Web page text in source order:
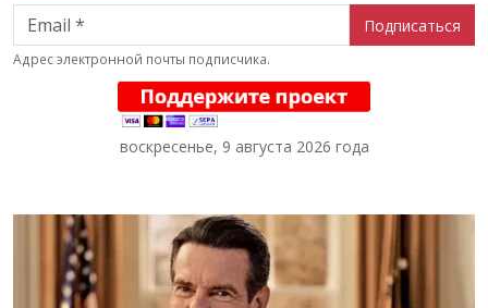
Email
Адрес электронной почты подписчика.
воскресенье, 9 августа 2026 года